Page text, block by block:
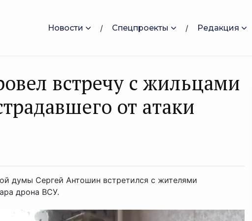
Новости Спецпроекты Редакция
встречу с жильцами
от атаки
думы Сергей Антошин встретился с жителями
дрона ВСУ.